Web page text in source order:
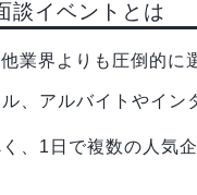
談イベントとは
業界よりも圧倒的に
ル、アルバイトやイ
、1日で複数の人気